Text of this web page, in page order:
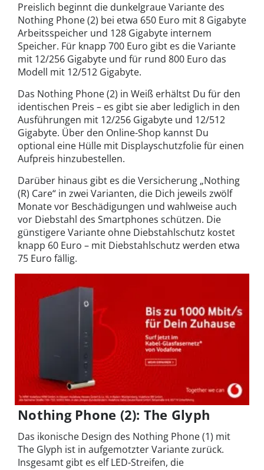
Preislich beginnt die dunkelgraue Variante des
Nothing Phone (2) bei etwa 650 Euro mit 8 Gigabyte
Arbeitsspeicher und 128 Gigabyte internem
Speicher. Für knapp 700 Euro gibt es die Variante
mit 12/256 Gigabyte und für rund 800 Euro das
Modell mit 12/512 Gigabyte.
Das Nothing Phone (2) in Weiß erhältst Du für den
identischen Preis – es gibt sie aber lediglich in den
Ausführungen mit 12/256 Gigabyte und 12/512
Gigabyte. Über den Online-Shop kannst Du
optional eine Hülle mit Displayschutzfolie für einen
Aufpreis hinzubestellen.
Darüber hinaus gibt es die Versicherung „Nothing
(R) Care“ in zwei Varianten, die Dich jeweils zwölf
Monate vor Beschädigungen und wahlweise auch
vor Diebstahl des Smartphones schützen. Die
günstigere Variante ohne Diebstahlschutz kostet
knapp 60 Euro – mit Diebstahlschutz werden etwa
75 Euro fällig.
Nothing Phone (2): The Glyph
Das ikonische Design des Nothing Phone (1) mit
The Glyph ist in aufgemotzter Variante zurück.
Insgesamt gibt es elf LED-Streifen, die